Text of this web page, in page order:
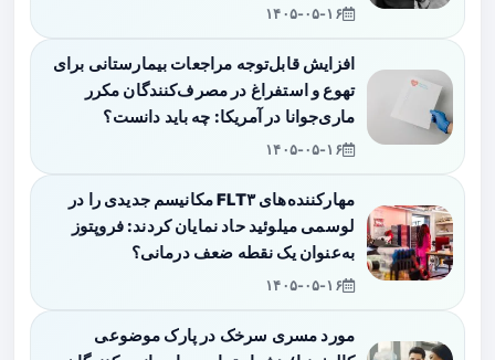
۱۴۰۵-۰۵-۱۶
افزایش قابل‌توجه مراجعات بیمارستانی برای
تهوع و استفراغ در مصرف‌کنندگان مکرر
ماری‌جوانا در آمریکا: چه باید دانست؟
۱۴۰۵-۰۵-۱۶
مهارکننده‌های FLT۳ مکانیسم جدیدی را در
لوسمی میلوئید حاد نمایان کردند: فروپتوز
به‌عنوان یک نقطه ضعف درمانی؟
۱۴۰۵-۰۵-۱۶
مورد مسری سرخک در پارک موضوعی